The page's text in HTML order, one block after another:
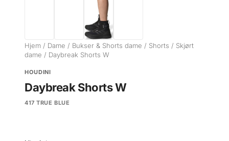
Hjem / Dame / Bukser & Shorts dame / Shorts / Skjørt
dame / Daybreak Shorts W
HOUDINI
Daybreak Shorts W
417 TRUE BLUE